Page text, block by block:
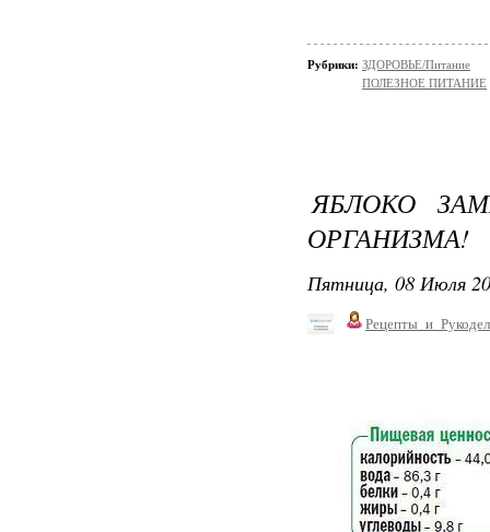
Рубрики: ЗДОРОВЬЕ/Питание
ПОЛЕЗНОЕ ПИТАНИЕ
ЯБЛОКО
ОРГАНИЗМА!
Пятница, 08 Июля